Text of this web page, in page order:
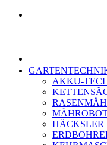
AKKU-
HÄCKSLER